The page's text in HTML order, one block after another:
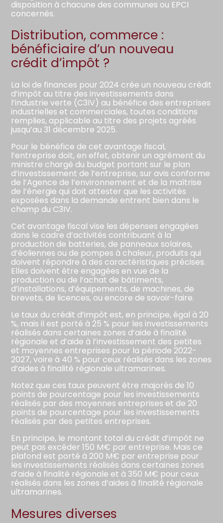
disposition à chacune des communes ou EPCI
concernés.
Distribution, commerce :
bénéficiaire d’un nouveau
crédit d’impôt ?
La loi de finances pour 2024 crée un nouveau crédit
d’impôt au titre des investissements dans
l’industrie verte (C3IV) au bénéfice des entreprises
industrielles et commerciales, toutes conditions
remplies, applicable au titre des projets agréés
jusqu’au 31 décembre 2025.
Pour le bénéfice de cet avantage fiscal,
l’entreprise doit, en effet, obtenir un agrément du
ministre chargé du budget portant sur le plan
d’investissement de l’entreprise, sur avis conforme
de l’Agence de l’environnement et de la maîtrise
de l’énergie qui doit attester que les activités
exposées dans la demande entrent bien dans le
champ du C3IV.
Cet avantage fiscal vise les dépenses engagées
dans le cadre d’activités contribuant à la
production de batteries, de panneaux solaires,
d’éoliennes ou de pompes à chaleur, produits qui
doivent répondre à des caractéristiques précises.
Elles doivent être engagées en vue de la
production ou de l’achat de bâtiments,
d’installations, d’équipements, de machines, de
brevets, de licences, ou encore de savoir-faire.
Le taux du crédit d’impôt est, en principe, égal à 20
%, mais il est porté à 25 % pour les investissements
réalisés dans certaines zones d’aide à finalité
régionale et d’aide à l’investissement des petites
et moyennes entreprises pour la période 2022-
2027, voire à 40 % pour ceux réalisés dans les zones
d’aides à finalité régionale ultramarines.
Notez que ces taux peuvent être majorés de 10
points de pourcentage pour les investissements
réalisés par des moyennes entreprises et de 20
points de pourcentage pour les investissements
réalisés par des petites entreprises.
En principe, le montant total du crédit d’impôt ne
peut pas excéder 150 M€ par entreprise. Mais ce
plafond est porté à 200 M€ par entreprise pour
les investissements réalisés dans certaines zones
d’aide à finalité régionale et à 350 M€ pour ceux
réalisés dans les zones d’aides à finalité régionale
ultramarines.
Mesures diverses